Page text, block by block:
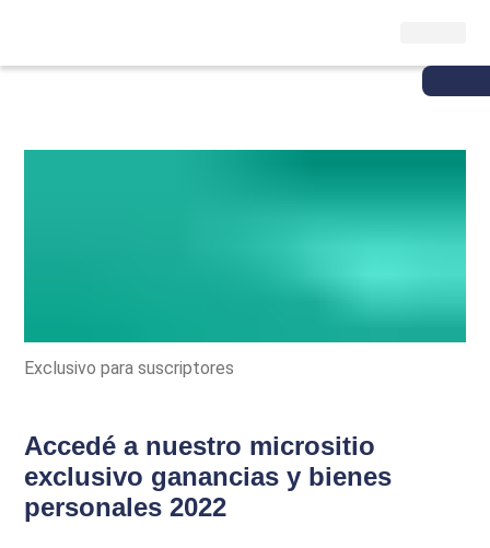
Exclusivo para suscriptores
Accedé a nuestro micrositio
exclusivo ganancias y bienes
personales 2022